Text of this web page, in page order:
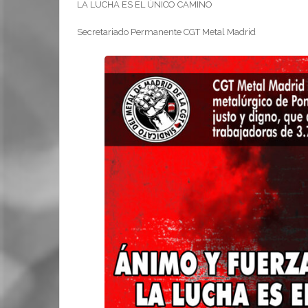
LA LUCHA ES EL ÚNICO CAMINO
Secretariado Permanente CGT Metal Madrid